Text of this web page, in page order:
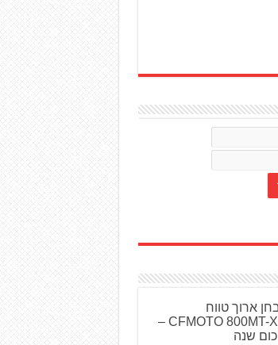
ארוך טווח
ל־CFMOTO 800MT-X –
שנה